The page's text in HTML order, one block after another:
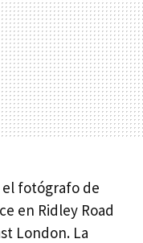
el fotógrafo de
en Ridley Road
London. La